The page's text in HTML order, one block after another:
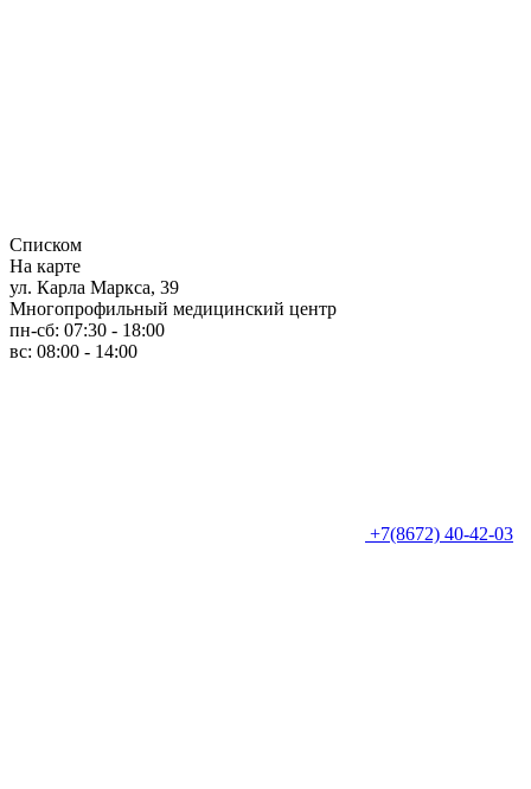
Списком
На карте
ул. Карла Маркса, 39
Многопрофильный медицинский центр
пн-сб: 07:30 - 18:00
вс: 08:00 - 14:00
+7(8672) 40-42-03